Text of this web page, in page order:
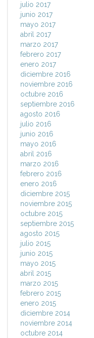
julio 2017
junio 2017
mayo 2017
abril 2017
marzo 2017
febrero 2017
enero 2017
diciembre 2016
noviembre 2016
octubre 2016
septiembre 2016
agosto 2016
julio 2016
junio 2016
mayo 2016
abril 2016
marzo 2016
febrero 2016
enero 2016
diciembre 2015
noviembre 2015
octubre 2015
septiembre 2015
agosto 2015
julio 2015
junio 2015
mayo 2015
abril 2015
marzo 2015
febrero 2015
enero 2015
diciembre 2014
noviembre 2014
octubre 2014